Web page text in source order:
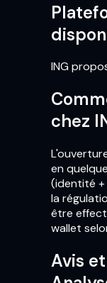
ING
chez
en
(identité
la
être
wallet
Avis